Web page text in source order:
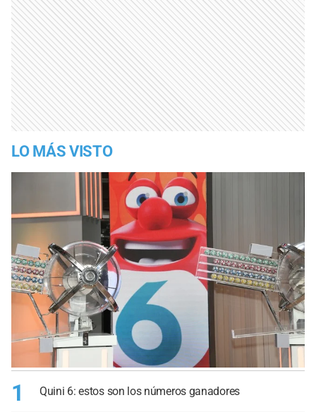
LO MÁS VISTO
1 Quini 6: estos son los números ganadores